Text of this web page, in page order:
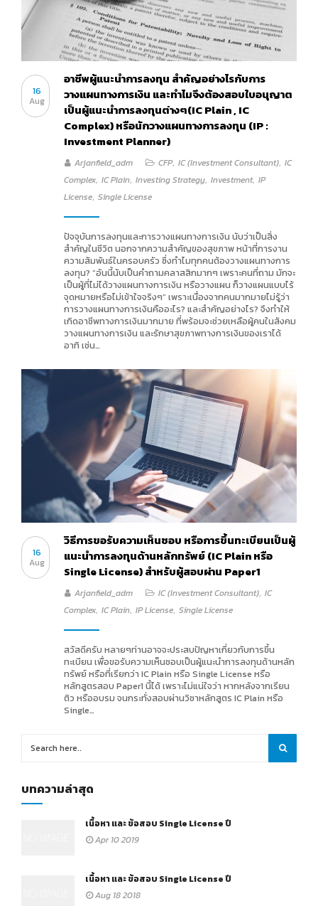
อาชีพผู้แนะนำการลงทุน สำคัญอย่างไรกับการ
วางแผนทางการเงิน และทำไมจึงต้องสอบใบอนุญาต
เป็นผู้แนะนำการลงทุนต่างๆ(IC Plain , IC
Complex) หรือนักวางแผนทางการลงทุน (IP :
Investment Planner)
16
Aug
Arjanfield_adm CFP, IC (Investment Consultant), IC
Complex, IC Plain, Investing Strategy, Investment, IP
License, Single License
ปัจจุบันการลงทุนและการวางแผนทางการเงิน นับว่าเป็นสิ่ง
สำคัญในชีวิต นอกจากความสำคัญของสุขภาพ หน้าที่การงาน
ความสัมพันธ์ในครอบครัว ซึ่งทำไมทุกคนต้องวางแผนทางการ
ลงทุน? “อันนี้นับเป็นคำถามคลาสสิกมากๆ เพราะคนที่ถาม มักจะ
เป็นผู้ที่ไม่ได้วางแผนทางการเงิน หรือวางแผน ก็วางแผนแบบไร้
จุดหมายหรือไม่เข้าใจจริงๆ” เพราะเนื่องจากคนมากมายไม่รู้ว่า
การวางแผนทางการเงินคืออะไร? และสำคัญอย่างไร? จึงทำให้
เกิดอาชีพทางการเงินมากมาย ที่พร้อมจะช่วยเหลือผู้คนในสังคม
วางแผนทางการเงิน และรักษาสุขภาพทางการเงินของเราได้
อาทิ เช่น…
วิธีการขอรับความเห็นชอบ หรือการขึ้นทะเบียนเป็นผู้
แนะนำการลงทุนด้านหลักทรัพย์ (IC Plain หรือ
Single License) สำหรับผู้สอบผ่าน Paper1
16
Aug
Arjanfield_adm IC (Investment Consultant), IC
Complex, IC Plain, IP License, Single License
สวัสดีครับ หลายๆท่านอาจจะประสบปัญหาเกี่ยวกับการขึ้น
ทะเบียน เพื่อขอรับความเห็นชอบเป็นผู้แนะนำการลงทุนด้านหลัก
ทรัพย์ หรือที่เรียกว่า IC Plain หรือ Single License หรือ
หลักสูตรสอบ Paper1 นี้ได้ เพราะไม่แน่ใจว่า หากหลังจากเรียน
ติว หรืออบรม จนกระทั่งสอบผ่านวิชาหลักสูตร IC Plain หรือ
Single…
บทความล่าสุด
เนื้อหา และ ข้อสอบ Single License ปี
Apr 10 2019
เนื้อหา และ ข้อสอบ Single License ปี
Aug 18 2018